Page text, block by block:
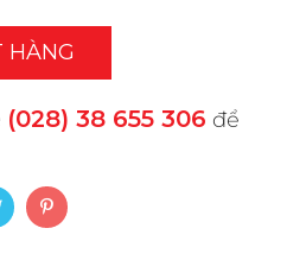
HÀNG
(028) 38 655 306 để